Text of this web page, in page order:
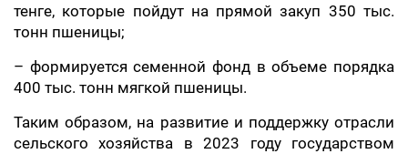
тенге, которые пойдут на прямой закуп 350 тыс.
тонн пшеницы;
– формируется семенной фонд в объеме порядка
400 тыс. тонн мягкой пшеницы.
Таким образом, на развитие и поддержку отрасли
сельского хозяйства в 2023 году государством